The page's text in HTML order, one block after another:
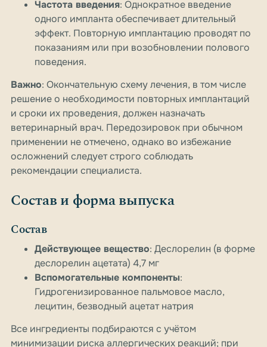
Частота введения: Однократное введение
одного импланта обеспечивает длительный
эффект. Повторную имплантацию проводят по
показаниям или при возобновлении полового
поведения.
Важно: Окончательную схему лечения, в том числе
решение о необходимости повторных имплантаций
и сроки их проведения, должен назначать
ветеринарный врач. Передозировок при обычном
применении не отмечено, однако во избежание
осложнений следует строго соблюдать
рекомендации специалиста.
Состав и форма выпуска
Состав
Действующее вещество: Деслорелин (в форме
деслорелин ацетата) 4,7 мг
Вспомогательные компоненты:
Гидрогенизированное пальмовое масло,
лецитин, безводный ацетат натрия
Все ингредиенты подбираются с учётом
минимизации риска аллергических реакций; при